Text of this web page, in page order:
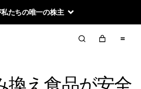
たちの唯一の株主